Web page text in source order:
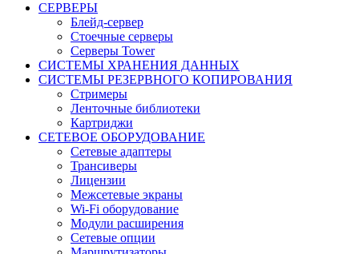
СЕРВЕРЫ
Блейд-сервер
Стоечные серверы
Серверы Tower
СИСТЕМЫ ХРАНЕНИЯ ДАННЫХ
СИСТЕМЫ РЕЗЕРВНОГО КОПИРОВАНИЯ
Стримеры
Ленточные библиотеки
Картриджи
СЕТЕВОЕ ОБОРУДОВАНИЕ
Сетевые адаптеры
Трансиверы
Лицензии
Межсетевые экраны
Wi-Fi оборудование
Модули расширения
Сетевые опции